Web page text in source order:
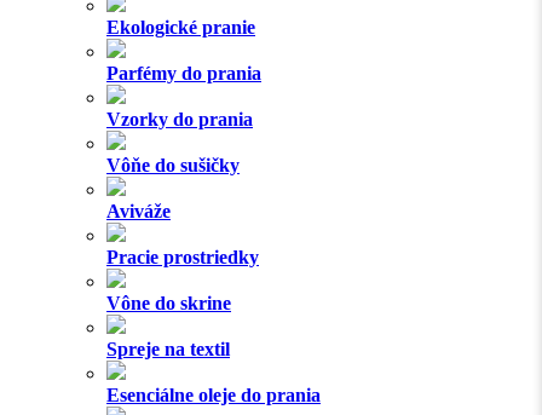
Ekologické pranie
Parfémy do prania
Vzorky do prania
Vôňe do sušičky
Aviváže
Pracie prostriedky
Vône do skrine
Spreje na textil
Esenciálne oleje do prania